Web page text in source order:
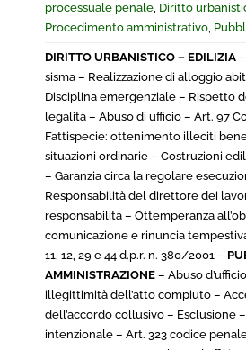
processuale penale, Diritto
Procedimento amministrativo,
DIRITTO URBANISTICO – EDILIZIA
sisma – Realizzazione di alloggio
Disciplina emergenziale – Rispetto
legalità – Abuso di ufficio – Art. 97
Fattispecie: ottenimento illeciti
situazioni ordinarie – Costruzioni
– Garanzia circa la regolare
Responsabilità del direttore dei
responsabilità – Ottemperanza
comunicazione e rinuncia
11, 12, 29 e 44 d.p.r. n. 380/2001 –
AMMINISTRAZIONE – Abuso
illegittimità dell’atto compiuto –
dell’accordo collusivo – Esclusione
intenzionale – Art. 323 codice